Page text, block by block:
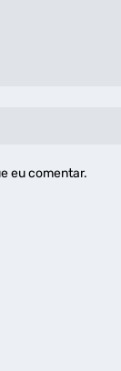
eu comentar.